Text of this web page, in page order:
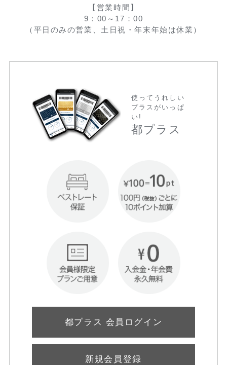
【営業時間】
9：00～17：00
（平日のみの営業、土日祝・年末年始は休業）
使ってうれしい
プラスがいっぱ
い!
都プラス
都プラス 会員ログイン
新規会員登録